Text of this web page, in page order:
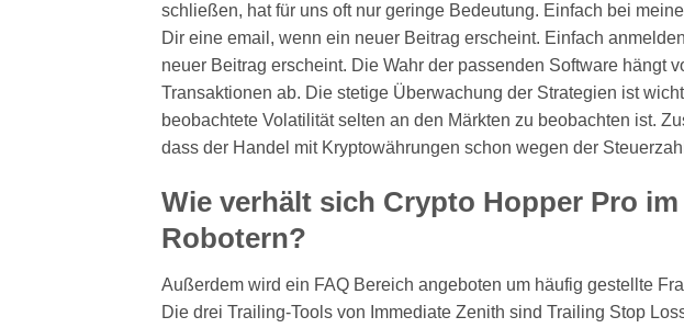
schließen, hat für uns oft nur geringe Bedeutung. Einfach bei
Dir eine email, wenn ein neuer Beitrag erscheint. Einfach
neuer Beitrag erscheint. Die Wahr der passenden Software hängt
Transaktionen ab. Die stetige Überwachung der Strategien ist
beobachtete Volatilität selten an den Märkten zu beobachten ist.
dass der Handel mit Kryptowährungen schon wegen der
Wie verhält sich Crypto Hopper Pro
Robotern?
Außerdem wird ein FAQ Bereich angeboten um häufig gestellte
Die drei Trailing-Tools von Immediate Zenith sind Trailing Stop